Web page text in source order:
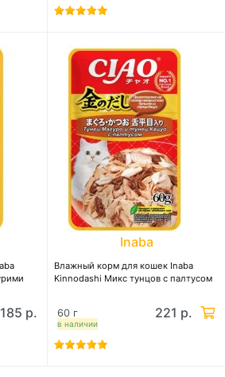
185 р.
Inaba
Влажный корм для кошек Inaba
Kinnodashi Микс тунцов с палтусом
в наличии
60 г 221 р.